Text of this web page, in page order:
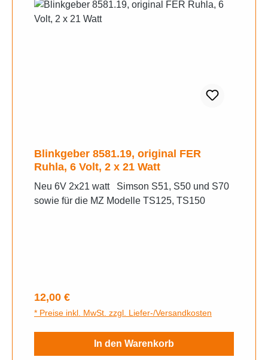
Blinkgeber 8581.19, original FER
Ruhla, 6 Volt, 2 x 21 Watt
Neu 6V 2x21 watt Simson S51, S50 und S70
sowie für die MZ Modelle TS125, TS150
Regulärer Preis:
12,00 €
* Preise inkl. MwSt. zzgl. Liefer-/Versandkosten
In den Warenkorb